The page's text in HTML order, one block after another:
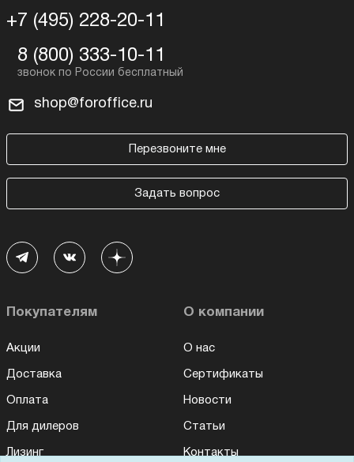
+7 (495) 228-20-11
8 (800) 333-10-11
shop@foroffice.ru
Перезвоните мне
Задать вопрос
Покупателям
Акции
Доставка
Оплата
Для дилеров
Лизинг
О компании
О нас
Сертификаты
Новости
Статьи
Контакты